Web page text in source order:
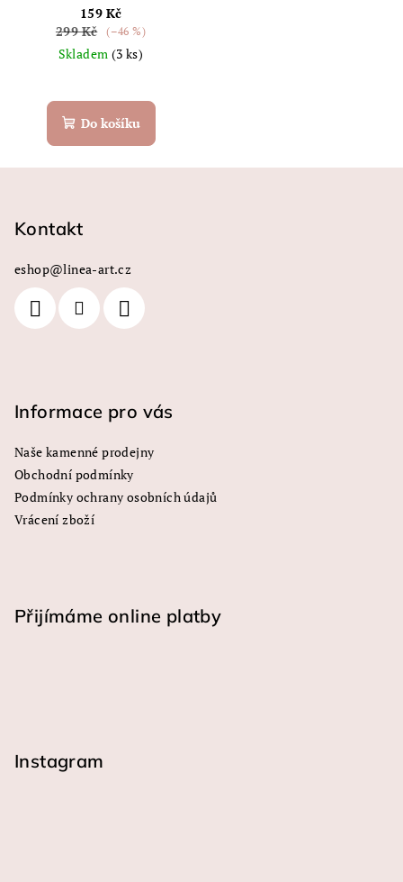
159 Kč
299 Kč
(–46 %)
Skladem (3 ks)
Do košíku
Kontakt
eshop@linea-art.cz
Informace pro vás
Naše kamenné prodejny
Obchodní podmínky
Podmínky ochrany osobních údajů
Vrácení zboží
Přijímáme online platby
Instagram